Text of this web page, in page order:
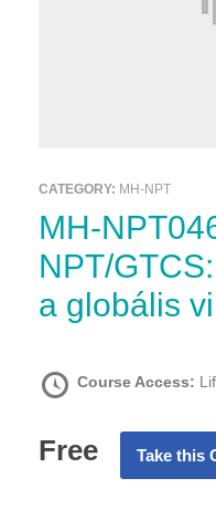
CATEGORY: MH-NPT
MH-NPT046-LT-EA-
NPT/
a globális
Course Access:
Free Take this